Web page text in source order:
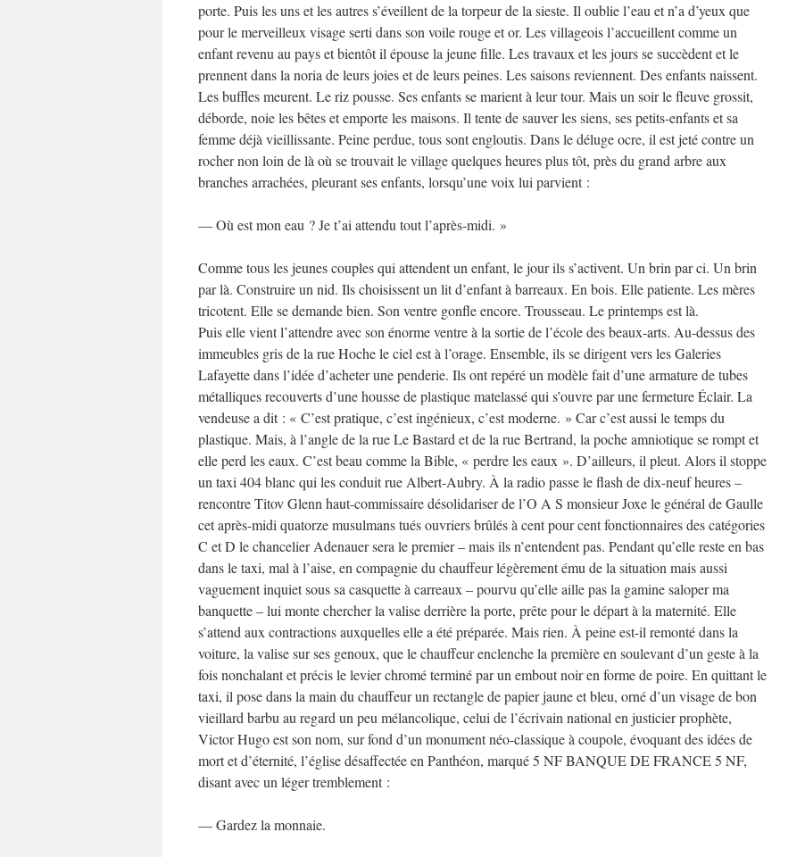
porte. Puis les uns et les autres s’éveillent de la torpeur de la sieste. Il oublie l’eau et n’a d’yeux que
pour le merveilleux visage serti dans son voile rouge et or. Les villageois l’accueillent comme un
enfant revenu au pays et bientôt il épouse la jeune fille. Les travaux et les jours se succèdent et le
prennent dans la noria de leurs joies et de leurs peines. Les saisons reviennent. Des enfants naissent.
Les buffles meurent. Le riz pousse. Ses enfants se marient à leur tour. Mais un soir le fleuve grossit,
déborde, noie les bêtes et emporte les maisons. Il tente de sauver les siens, ses petits-enfants et sa
femme déjà vieillissante. Peine perdue, tous sont engloutis. Dans le déluge ocre, il est jeté contre un
rocher non loin de là où se trouvait le village quelques heures plus tôt, près du grand arbre aux
branches arrachées, pleurant ses enfants, lorsqu’une voix lui parvient :
— Où est mon eau ? Je t’ai attendu tout l’après-midi. »
Comme tous les jeunes couples qui attendent un enfant, le jour ils s’activent. Un brin par ci. Un brin
par là. Construire un nid. Ils choisissent un lit d’enfant à barreaux. En bois. Elle patiente. Les mères
tricotent. Elle se demande bien. Son ventre gonfle encore. Trousseau. Le printemps est là.
Puis elle vient l’attendre avec son énorme ventre à la sortie de l’école des beaux-arts. Au-dessus des
immeubles gris de la rue Hoche le ciel est à l’orage. Ensemble, ils se dirigent vers les Galeries
Lafayette dans l’idée d’acheter une penderie. Ils ont repéré un modèle fait d’une armature de tubes
métalliques recouverts d’une housse de plastique matelassé qui s’ouvre par une fermeture Éclair. La
vendeuse a dit : « C’est pratique, c’est ingénieux, c’est moderne. » Car c’est aussi le temps du
plastique. Mais, à l’angle de la rue Le Bastard et de la rue Bertrand, la poche amniotique se rompt et
elle perd les eaux. C’est beau comme la Bible, « perdre les eaux ». D’ailleurs, il pleut. Alors il stoppe
un taxi 404 blanc qui les conduit rue Albert-Aubry. À la radio passe le flash de dix-neuf heures –
rencontre Titov Glenn haut-commissaire désolidariser de l’O A S monsieur Joxe le général de Gaulle
cet après-midi quatorze musulmans tués ouvriers brûlés à cent pour cent fonctionnaires des catégories
C et D le chancelier Adenauer sera le premier – mais ils n’entendent pas. Pendant qu’elle reste en bas
dans le taxi, mal à l’aise, en compagnie du chauffeur légèrement ému de la situation mais aussi
vaguement inquiet sous sa casquette à carreaux – pourvu qu’elle aille pas la gamine saloper ma
banquette – lui monte chercher la valise derrière la porte, prête pour le départ à la maternité. Elle
s’attend aux contractions auxquelles elle a été préparée. Mais rien. À peine est-il remonté dans la
voiture, la valise sur ses genoux, que le chauffeur enclenche la première en soulevant d’un geste à la
fois nonchalant et précis le levier chromé terminé par un embout noir en forme de poire. En quittant le
taxi, il pose dans la main du chauffeur un rectangle de papier jaune et bleu, orné d’un visage de bon
vieillard barbu au regard un peu mélancolique, celui de l’écrivain national en justicier prophète,
Victor Hugo est son nom, sur fond d’un monument néo-classique à coupole, évoquant des idées de
mort et d’éternité, l’église désaffectée en Panthéon, marqué 5 NF BANQUE DE FRANCE 5 NF,
disant avec un léger tremblement :
— Gardez la monnaie.